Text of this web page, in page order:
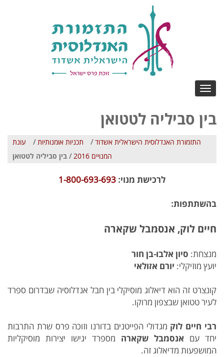
Toggle
navigation
בין סביליה לטטואן
התזמורת האנדלוסית הישראלית אשדוד/ תכניות אומנותיות/
עונת
המנויים 2016
/ בין סביליה לטטואן
לרכישת מנוי: 1-800-693-693
בהשתתפות:
חיים לוק, אנסמבל שקארה
מנצחת: סיון אלבו-בן חור
יועץ מוזיקלי: יורם אזולאי
קונצרט זה הוא דיאלוג מוסיקלי בין חבל אנדלוסיה שבדרום ספרד
לעיר טטואן שבצפון מרוקו.
רבי חיים לוק מגדולי הפייטנים בדורנו וזוכה פרס שרת התרבות
יחד עם אנסמבל שקארה מספרד יגישו יצירות מוסיקליות
המושפעות מדיאלוג זה.